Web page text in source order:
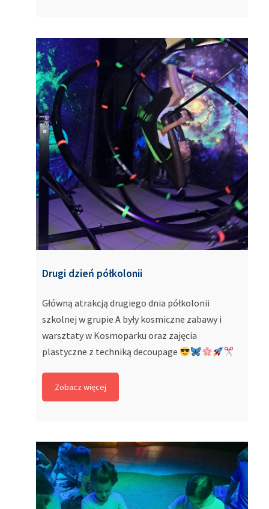
Drugi dzień półkolonii
Główną atrakcją drugiego dnia półkolonii
szkolnej w grupie A były kosmiczne zabawy i
warsztaty w Kosmoparku oraz zajęcia
plastyczne z techniką decoupage
Zobacz więcej